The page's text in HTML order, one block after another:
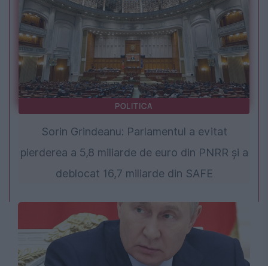
POLITICA
Sorin Grindeanu: Parlamentul a evitat
pierderea a 5,8 miliarde de euro din PNRR și a
deblocat 16,7 miliarde din SAFE